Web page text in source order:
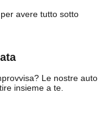
avere tutto sotto
Le nostre auto
insieme a te.